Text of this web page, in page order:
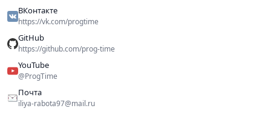
ВКонтакте
https://vk.com/progtime
GitHub
https://github.com/prog-time
YouTube
@ProgTime
Почта
iliya-rabota97@mail.ru